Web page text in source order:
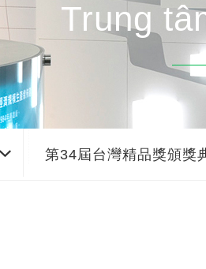
Trung
第34屆台灣精品獎頒獎